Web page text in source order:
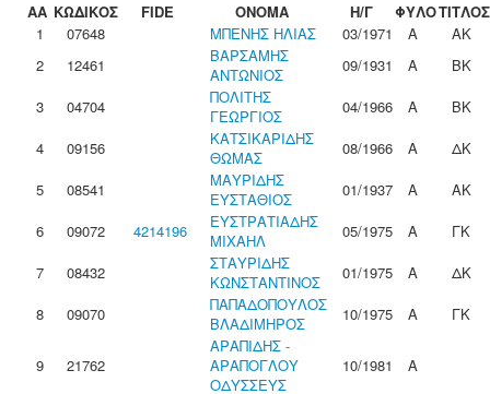
ΑΑ ΚΩΔΙΚΟΣ FIDE ΟΝΟΜΑ Η/Γ ΦΥΛΟΤΙΤΛΟΣ
1
07648 ΜΠΕΝΗΣ ΗΛΙΑΣ 03/1971 Α
ΑΚ
2
12461
ΒΑΡΣΑΜΗΣ
ΑΝΤΩΝΙΟΣ
09/1931 Α
ΒΚ
3
04704
ΠΟΛΙΤΗΣ
ΓΕΩΡΓΙΟΣ
04/1966 Α
ΒΚ
4
09156
ΚΑΤΣΙΚΑΡΙΔΗΣ
ΘΩΜΑΣ
08/1966 Α
ΔΚ
5
08541
ΜΑΥΡΙΔΗΣ
ΕΥΣΤΑΘΙΟΣ
01/1937 Α
ΑΚ
6
09072 4214196
ΕΥΣΤΡΑΤΙΑΔΗΣ
ΜΙΧΑΗΛ
05/1975 Α
ΓΚ
7
08432
ΣΤΑΥΡΙΔΗΣ
ΚΩΝΣΤΑΝΤΙΝΟΣ
01/1975 Α
ΔΚ
8
09070
ΠΑΠΑΔΟΠΟΥΛΟΣ
ΒΛΑΔΙΜΗΡΟΣ
10/1975 Α ΓΚ
9 21762
ΑΡΑΠΙΔΗΣ -
ΑΡΑΠΟΓΛΟΥ
ΟΔΥΣΣΕΥΣ
10/1981 Α